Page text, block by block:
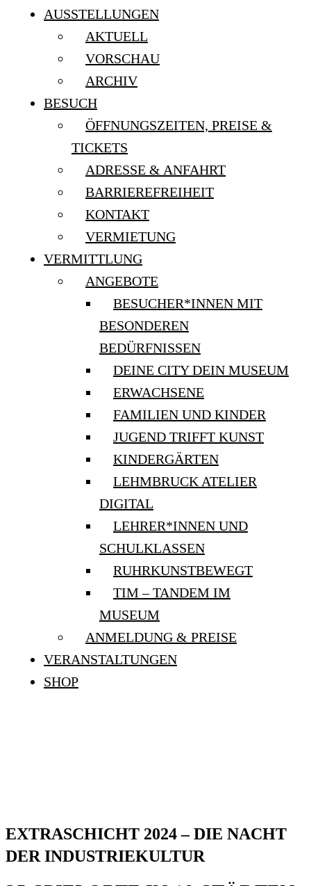
AUSSTELLUNGEN
AKTUELL
VORSCHAU
ARCHIV
BESUCH
ÖFFNUNGSZEITEN, PREISE &
TICKETS
ADRESSE & ANFAHRT
BARRIEREFREIHEIT
KONTAKT
VERMIETUNG
VERMITTLUNG
ANGEBOTE
BESUCHER*INNEN MIT
BESONDEREN
BEDÜRFNISSEN
DEINE CITY DEIN MUSEUM
ERWACHSENE
FAMILIEN UND KINDER
JUGEND TRIFFT KUNST
KINDERGÄRTEN
LEHMBRUCK ATELIER
DIGITAL
LEHRER*INNEN UND
SCHULKLASSEN
RUHRKUNSTBEWEGT
TIM – TANDEM IM
MUSEUM
ANMELDUNG & PREISE
VERANSTALTUNGEN
SHOP
EXTRASCHICHT 2024–DIE NACHT
DER INDUSTRIEKULTUR